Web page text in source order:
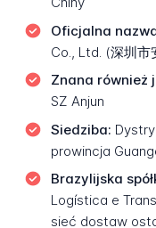
Oficjalna
Co., Ltd. (深圳市
Znana również
SZ Anjun
Siedziba:
prowincja
Brazylijska
Logística e
sieć dostaw